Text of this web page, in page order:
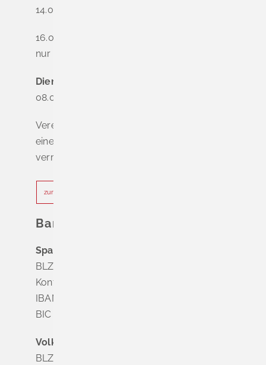
14.00 - 16.00 Uhr
16.00 - 18.00 Uhr
nur nach Terminvereinbarung
Dienstag - Freitag
08.00 - 12.00 Uhr
Vereinbaren Sie online oder telefonisch
einen Termin, um Wartezeiten zu
vermeiden.
zur Terminvereinbarung
Bankverbindung
Sparkasse Markgräflerland Müllheim
BLZ 683 518 65
Konto Nr. 8 028 524
IBAN DE63 6835 1865 0008 0285 24
BIC SOLADES1MGL
Volksbank Dreiländereck
BLZ 683 900 00